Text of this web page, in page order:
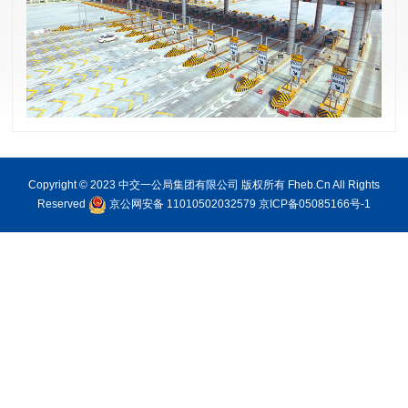
Copyright © 2023 中交一公局集团有限公司 版权所有 Fheb.Cn All Rights
Reserved
京公网安备 11010502032579 京ICP备05085166号-1